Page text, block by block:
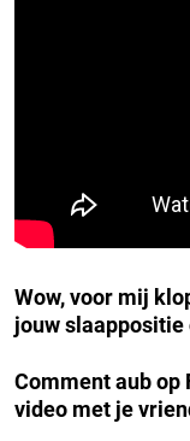
Wow, voor mij
jouw
Comment aub op
video met je